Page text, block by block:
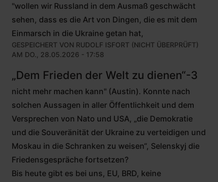
"wollen wir Russland in dem Ausmaß geschwächt
sehen, dass es die Art von Dingen, die es mit dem
Einmarsch in die Ukraine getan hat,
GESPEICHERT VON RUDOLF ISFORT (NICHT ÜBERPRÜFT)
AM DO., 28.05.2026 - 17:58
„Dem Frieden der Welt zu dienen“-3
nicht mehr machen kann" (Austin). Konnte nach
solchen Aussagen in aller Öffentlichkeit und dem
Versprechen von Nato und USA, „die Demokratie
und die Souveränität der Ukraine zu verteidigen und
Moskau in die Schranken zu weisen“, Selenskyj die
Friedensgespräche fortsetzen?
Bis heute gibt es bei uns, EU, BRD, keine